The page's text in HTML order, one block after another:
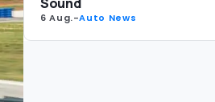
6 Aug.-Auto News